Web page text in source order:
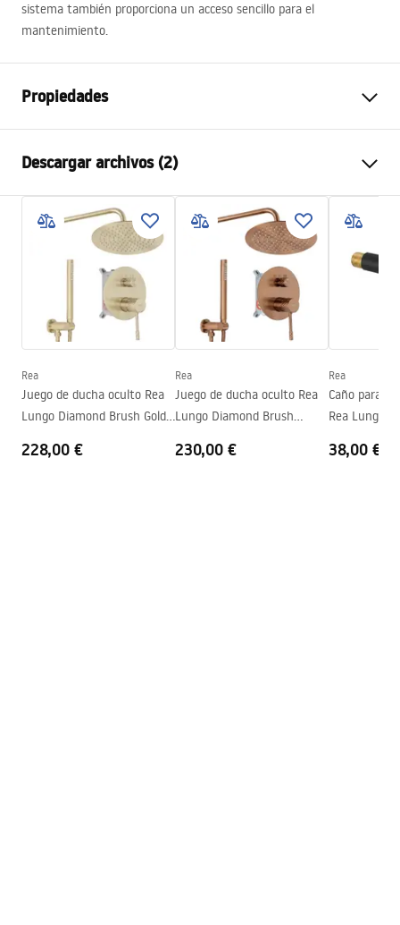
sistema también proporciona un acceso sencillo para el
mantenimiento.
Propiedades
Método de instalación
Color
Titanio
Tipo de caño
Fija
Material
Latón
Alcance del caño
Altura
110
Tecnología de recubrimiento
PVD
Diámetro de la conexión
Descargar archivos (2)
Instrukcja montażu
Instrukcja_montazu_.pdf
Condiciones de garantía
Warranty_Terms_and_Conditions_Faucets_-_5.pdf
Rea
Juego de ducha oculto Rea
Lungo Diamond Brush Gold
228,00 €
Rea
Juego de ducha oculto Rea
Lungo Diamond Brush
230,00 €
Rea
Caño para
Rea Lungo
38,00 €